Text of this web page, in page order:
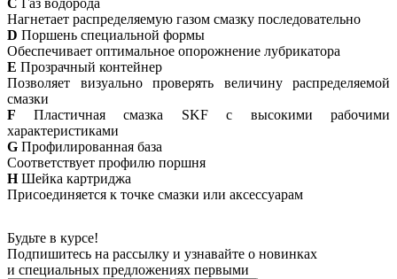
C Газ водорода
Нагнетает распределяемую газом смазку последовательно
D Поршень специальной формы
Обеспечивает оптимальное опорожнение лубрикатора
E Прозрачный контейнер
Позволяет визуально проверять величину распределяемой
смазки
F Пластичная смазка SKF с высокими рабочими
характеристиками
G Профилированная база
Соответствует профилю поршня
HШейка картриджа
Присоединяется к точке смазки или аксессуарам
Будьте в курсе!
Подпишитесь на рассылку и узнавайте о новинках
и специальных предложениях первыми